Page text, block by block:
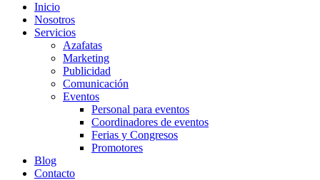
Inicio
Nosotros
Servicios
Azafatas
Marketing
Publicidad
Comunicación
Eventos
Personal para eventos
Coordinadores de eventos
Ferias y Congresos
Promotores
Blog
Contacto